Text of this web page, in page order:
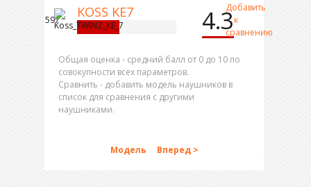
597 KOSS KE7 4.3Добавить
к
сравнению
Общая оценка - средний балл от 0 до 10 по
совокупности всех параметров.
Сравнить - добавить модель наушников в
список для сравнения с другими
наушниками.
Модель Вперед >